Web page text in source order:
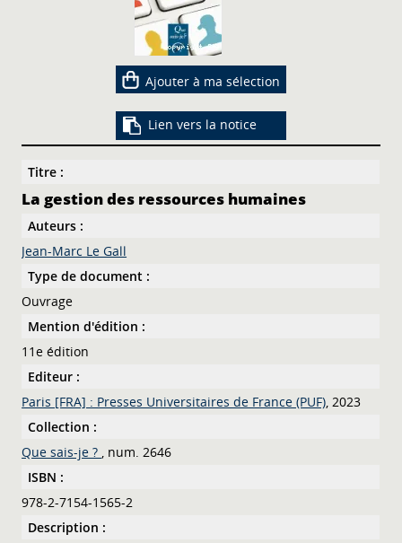
Ajouter à ma sélection
Lien vers la notice
Titre :
La gestion des ressources humaines
Auteurs :
Jean-Marc Le Gall
Type de document :
Ouvrage
Mention d'édition :
11e édition
Editeur :
Paris [FRA] : Presses Universitaires de France (PUF), 2023
Collection :
Que sais-je ? , num. 2646
ISBN :
978-2-7154-1565-2
Description :